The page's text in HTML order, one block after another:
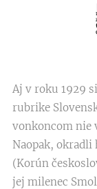
Aj v roku 1929
rubrike
vonkoncom nie
Naopak, okradli
(Korún
jej milenec